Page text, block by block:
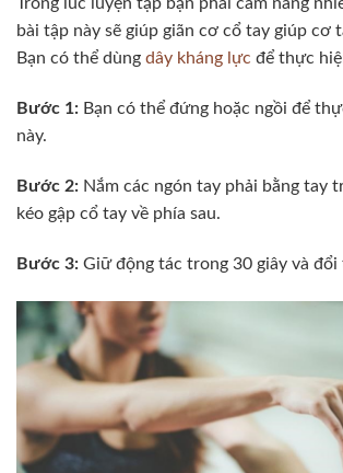
Trong lúc luyện tập bạn phải cầm nâng
bài tập này sẽ giúp giãn cơ cổ tay giúp cơ
Bạn có thể dùng dây kháng lực để thực
Bước 1: Bạn có thể đứng hoặc ngồi để
này.
Bước 2: Nắm các ngón tay phải bằng tay
kéo gập cổ tay về phía sau.
Bước 3: Giữ động tác trong 30 giây và đổi